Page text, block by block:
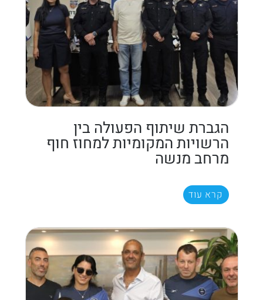
הגברת שיתוף הפעולה בין
הרשויות המקומיות למחוז חוף
מרחב מנשה
קרא עוד